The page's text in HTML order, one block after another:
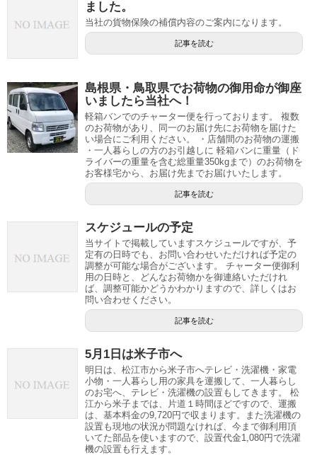
ました。
当社の貨物保険の補償内容のご案内になります。
記事を読む
島根県・鳥取県でお荷物の御用命が御座
いましたら当社へ！
軽箱バンでのチャーター便を行っております。 複数
のお荷物があり、同一のお届け先にお荷物を届けた
い場合にご利用ください。 ・店舗間のお荷物の運搬
・一人暮らしの方のお引越しに 軽箱バンに重量（ド
ライバーの重量を含む総重量350kgまで）のお荷物を
お客様宅から、お届け先までお届けいたします。
記事を読む
スケジュールの予定
当サイトで掲載していますスケジュールですが、予
定有の日時でも、お問い合わせいただければ予定の
調整が可能な場合がございます。 チャーター便御利
用の日時と、どんなお荷物かを御連絡いただけれ
ば、調整可能かどうかわかりますので、詳しくはお
問い合わせください。
記事を読む
5月1日は米子市へ
明日は、松江市から米子市へテレビ・洗濯機・家電
小物・一人暮らし用の家具を運搬して、一人暮らし
のお宅へ、テレビ・洗濯機の設置もしてきます。 松
江から米子までは、片道１時間ほどですので、運搬
は、基本料金の9,720円で収まります。また洗濯機の
設置も現地の状況が問題なければ、今まで御利用頂
いてた部品を使いますので、設置代金1,080円で洗濯
機の設置も行えます。